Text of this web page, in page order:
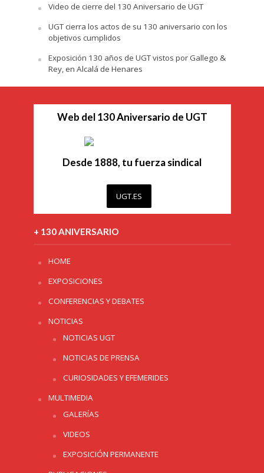
Video de cierre del 130 Aniversario de UGT
UGT cierra los actos de su 130 aniversario con los
objetivos cumplidos
Exposición 130 años de UGT vistos por Gallego &
Rey, en Alcalá de Henares
Web del 130 Aniversario de UGT
Desde 1888, tu fuerza sindical
UGT.ES
+ 130 ANIVERSARIO
HOME
EXPOSICIONES
CONFERENCIAS Y DEBATES
NOTICIAS
NOTICIAS UGT
NOTICIAS DE PRENSA
CURIOSIDADES Y EFEMERIDES
MULTIMEDIA
GALERÍAS
VIDEOS
EXPOSICIÓN PERMANENTE